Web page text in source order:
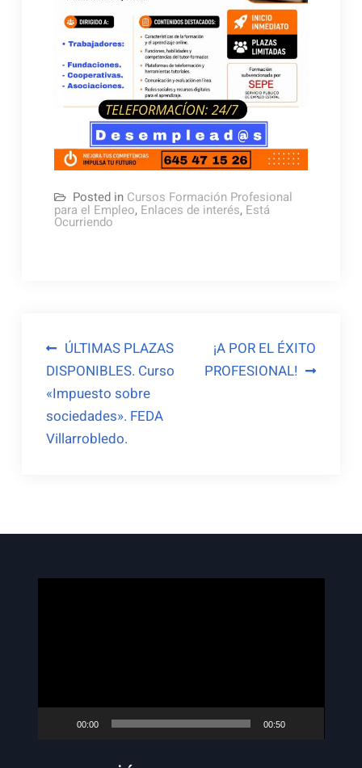
Posted in Cursos Formación Profesional
para el Empleo, Enlaces de interés, Está
Ocurriendo
Navegación
de
entradas
ÚLTIMAS PLAZAS
DISPONIBLES. Curso
«Impuesto sobre
sociedades». FEDA
Villarrobledo.
¡A POR EL ÉXITO
PROFESIONAL!
00:00 00:50